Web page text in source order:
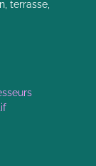
terrasse,